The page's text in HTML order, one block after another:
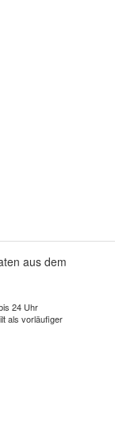
aus dem
24 Uhr
als vorläufiger